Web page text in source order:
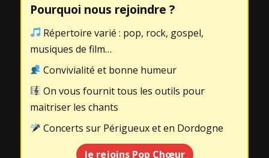
Pourquoi nous rejoindre ?
Répertoire varié : pop, rock, gospel,
musiques de film…
Convivialité et bonne humeur
On vous fournit tous les outils pour
maitriser les chants
Concerts sur Périgueux et en Dordogne
Je rejoins Pop Chœur